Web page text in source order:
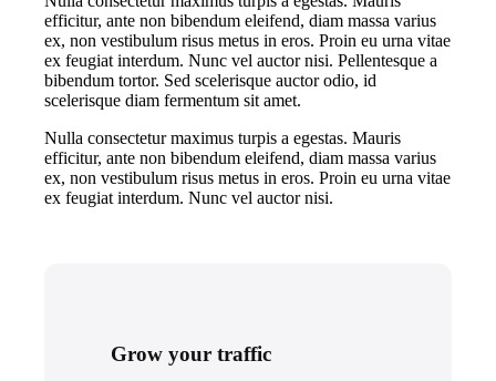
efficitur, ante non bibendum eleifend, diam massa varius
ex, non vestibulum risus metus in eros. Proin eu urna vitae
ex feugiat interdum. Nunc vel auctor nisi. Pellentesque a
bibendum tortor. Sed scelerisque auctor odio, id
scelerisque diam fermentum sit amet.
Nulla consectetur maximus turpis a egestas. Mauris
efficitur, ante non bibendum eleifend, diam massa varius
ex, non vestibulum risus metus in eros. Proin eu urna vitae
ex feugiat interdum. Nunc vel auctor nisi.
Grow your traffic